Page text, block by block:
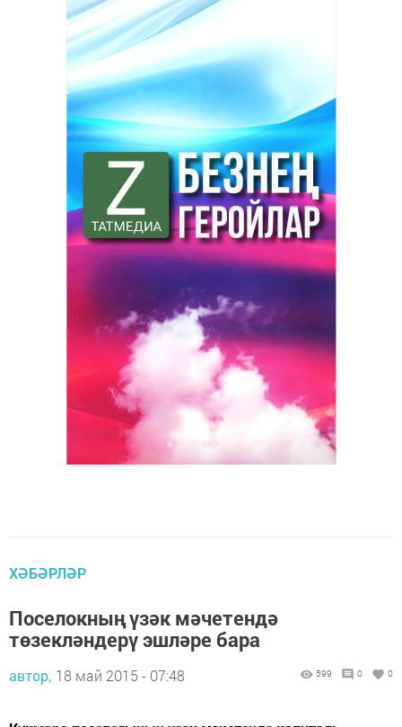
ХӘБӘРЛӘР
Поселокның үзәк мәчетендә
төзекләндерү эшләре бара
автор, 18 май 2015 - 07:48 599 0 0